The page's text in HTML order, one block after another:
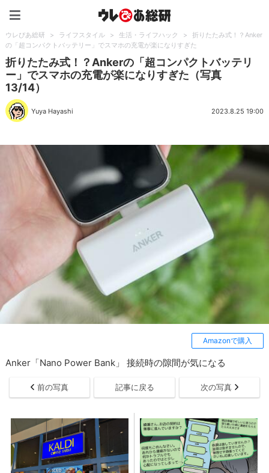
ウレぴあ総研 > ライフスタイル > 生活・ライフハック >
折りたたみ式！？Anker
の「超コンパクトバッテリー」でスマホの充電が楽になりすぎた
折りたたみ式！？Ankerの「超コンパクトバッテリ
ー」でスマホの充電が楽になりすぎた（写真
13/14）
Yuya Hayashi 2023.8.25 19:00
Amazonで購入
Anker「Nano Power Bank」 接続時の隙間が気になる
前の写真 記事に戻る 次の写真